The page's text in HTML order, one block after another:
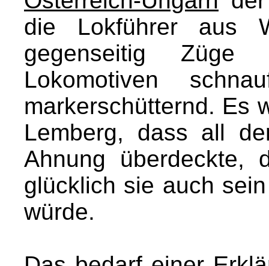
die Lokführer aus
gegenseitig Züge
Lokomotiven
markerschütternd. Es
Lemberg, dass all
Ahnung überdeckte,
glücklich sie auch
würde.